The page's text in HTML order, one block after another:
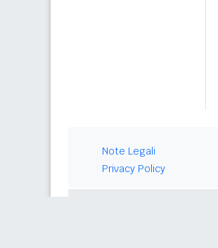
Note Legali
Privacy Policy